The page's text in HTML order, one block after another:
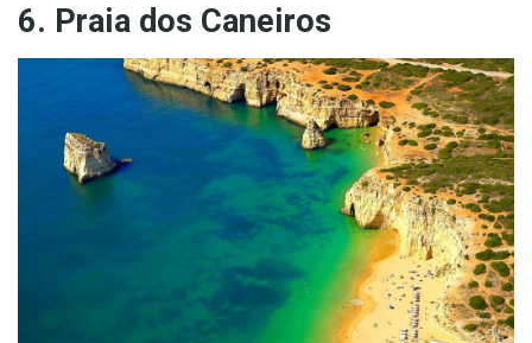
6. Praia dos Caneiros